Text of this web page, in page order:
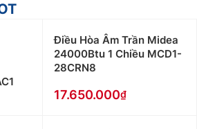
Điều Hòa Âm Trần Midea
24000Btu 1 Chiều MCD1-
28CRN8
17.650.000